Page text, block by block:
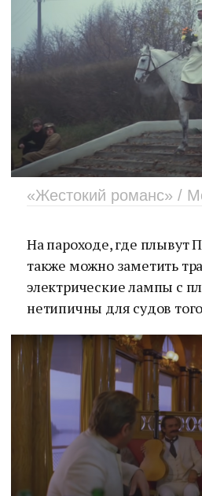
«Жестокий романс» /
На пароходе, где плывут
также можно заметить
электрические лампы с
нетипичны для судов